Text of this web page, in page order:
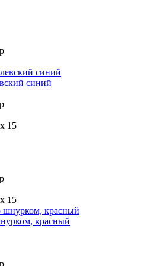
синий
15
15
красный